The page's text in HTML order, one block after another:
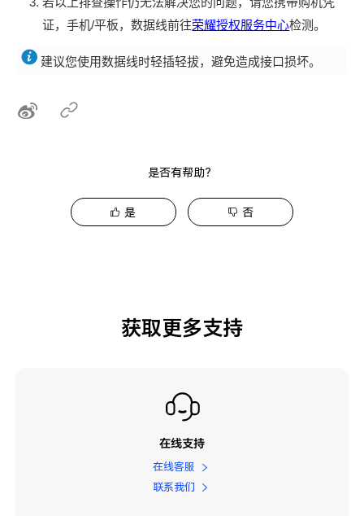
证，手机/平板，数据线前往荣耀授权服务中心检测。
建议您使用数据线时轻插轻拔，避免造成接口损坏。
是否有帮助？
是 否
获取更多支持
在线支持
在线客服
联系我们